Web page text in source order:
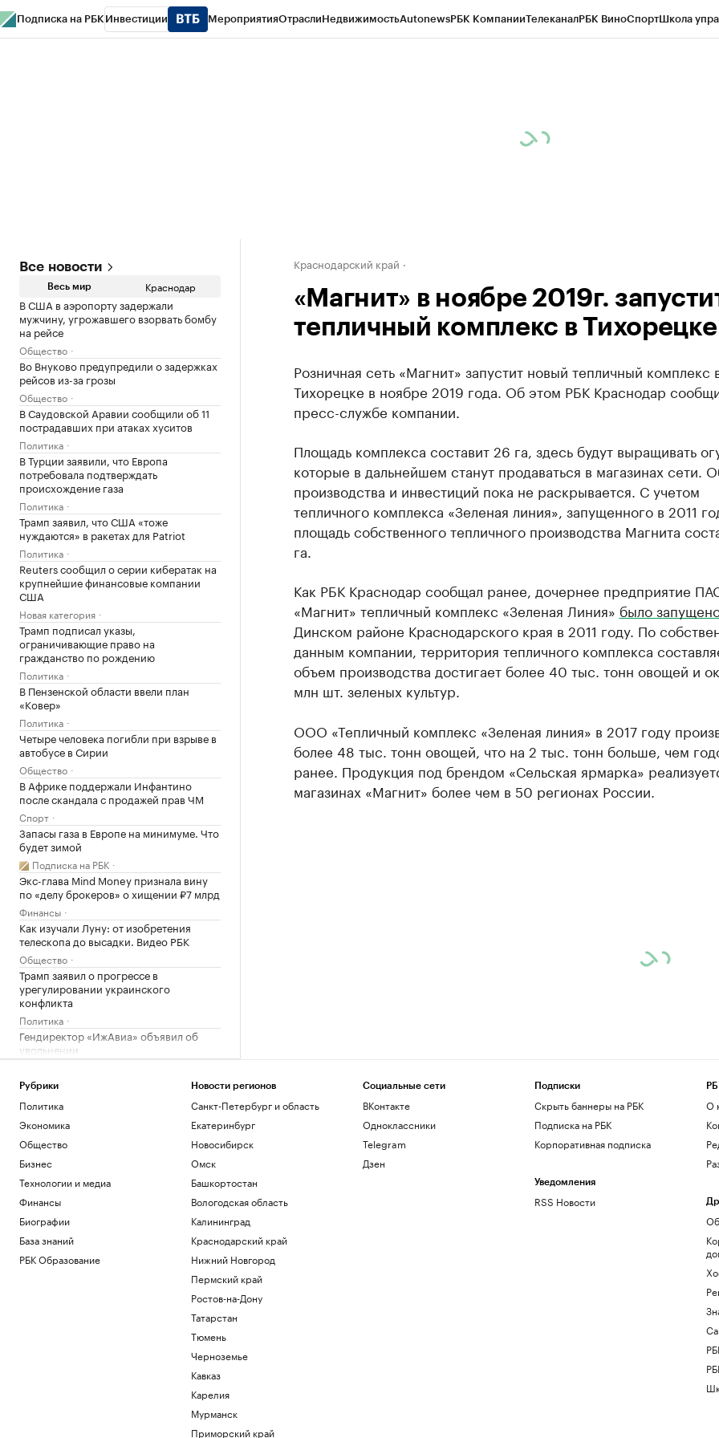
Подписка на РБК Инвестиции МероприятияОтраслиНедвижимостьAutonewsРБК КомпанииТелеканалРБК ВиноСпортШкола
Все новости
Весь мир Краснодар
В США в аэропорту задержали
мужчину, угрожавшего взорвать бомбу
на рейсе
Общество
Во Внуково предупредили о задержках
рейсов из-за грозы
Общество
В Саудовской Аравии сообщили об 11
пострадавших при атаках хуситов
Политика
В Турции заявили, что Европа
потребовала подтверждать
происхождение газа
Политика
Трамп заявил, что США «тоже
нуждаются» в ракетах для Patriot
Политика
Reuters сообщил о серии кибератак на
крупнейшие финансовые компании
США
Новая категория
Трамп подписал указы,
ограничивающие право на
гражданство по рождению
Политика
В Пензенской области ввели план
«Ковер»
Политика
Четыре человека погибли при взрыве в
автобусе в Сирии
Общество
В Африке поддержали Инфантино
после скандала с продажей прав ЧМ
Спорт
Запасы газа в Европе на минимуме. Что
будет зимой
Подписка на РБК
Экс-глава Mind Money признала вину
по «делу брокеров» о хищении ₽7 млрд
Финансы
Как изучали Луну: от изобретения
телескопа до высадки. Видео РБК
Общество
Трамп заявил о прогрессе в
урегулировании украинского
конфликта
Политика
Гендиректор «ИжАвиа» объявил об
увольнении
Матч Первой лиги перенесли из-за
Спорт
Перешедший в «Лидс» Траффорд стал
самым дорогим британским вратарем
Спорт
Как устроены приватные террасы в
квартирах «Серии плюс»
РБК и ПИК Серия плюс
Аэропорт Домодедово открыли для
приема и вылета самолетов
Политика
Женщина и ребенок погибли во время
Краснодарский край
«Магнит» в ноябре 2019г.
тепличный комплекс в Тихорецке
Розничная сеть «Магнит» запустит новый тепличный комплекс
Тихорецке в ноябре 2019 года. Об этом РБК Краснодар
пресс-службе компании.
Площадь комплекса составит 26 га, здесь будут выращивать
которые в дальнейшем станут продаваться в магазинах сети.
производства и инвестиций пока не раскрывается. С учетом
тепличного комплекса «Зеленая линия», запущенного в 2011
площадь собственного тепличного производства Магнита
га.
Как РБК Краснодар сообщал ранее, дочернее предприятие
«Магнит» тепличный комплекс «Зеленая Линия» было
Динском районе Краснодарского края в 2011 году. По
данным компании, территория тепличного комплекса
объем производства достигает более 40 тыс. тонн овощей и
млн шт. зеленых культур.
ООО «Тепличный комплекс «Зеленая линия» в 2017 году
более 48 тыс. тонн овощей, что на 2 тыс. тонн больше, чем
ранее. Продукция под брендом «Сельская ярмарка»
магазинах «Магнит» более чем в 50 регионах России.
Рубрики
Политика
Экономика
Общество
Бизнес
Технологии и медиа
Финансы
Биографии
База знаний
РБК Образование
Новости регионов
Санкт-Петербург и область
Екатеринбург
Новосибирск
Омск
Башкортостан
Вологодская область
Калининград
Краснодарский край
Нижний Новгород
Пермский край
Ростов-на-Дону
Татарстан
Тюмень
Черноземье
Кавказ
Карелия
Мурманск
Приморский край
Социальные сети
ВКонтакте
Одноклассники
Telegram
Дзен
Подписки
Скрыть баннеры на РБК
Подписка на РБК
Корпоративная подписка
Уведомления
RSS Новости
О